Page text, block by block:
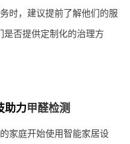
时，建议提前了解他们的服
否提供定制化的治理方
助力甲醛检测
家庭开始使用智能家居设